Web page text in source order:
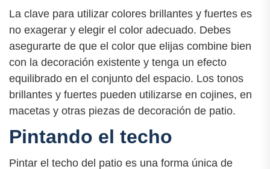
La clave para utilizar colores brillantes y fuertes es
no exagerar y elegir el color adecuado. Debes
asegurarte de que el color que elijas combine bien
con la decoración existente y tenga un efecto
equilibrado en el conjunto del espacio. Los tonos
brillantes y fuertes pueden utilizarse en cojines, en
macetas y otras piezas de decoración de patio.
Pintando el techo
Pintar el techo del patio es una forma única de